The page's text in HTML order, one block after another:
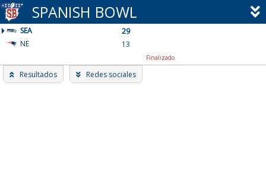
Skip
to
content
SPANISH BOWL
SEA
29
NE
13
Finalizado
Resultados Redes sociales